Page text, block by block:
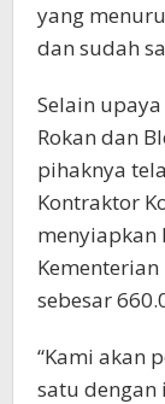
yang
dan sudah
Selain
Rokan dan
pihaknya
Kontraktor
menyiapkan
sebesar
“Kami akan
satu dengan